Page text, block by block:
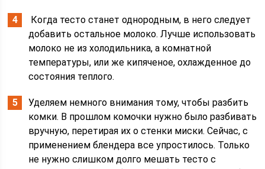
Когда тесто станет однородным, в него следует
добавить остальное молоко. Лучше использовать
молоко не из холодильника, а комнатной
температуры, или же кипяченое, охлажденное до
состояния теплого.
Уделяем немного внимания тому, чтобы разбить
комки. В прошлом комочки нужно было разбивать
вручную, перетирая их о стенки миски. Сейчас, с
применением блендера все упростилось. Только
не нужно слишком долго мешать тесто с